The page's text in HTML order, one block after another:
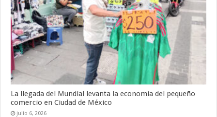
La llegada del Mundial levanta la economía del pequeño
comercio en Ciudad de México
julio 6, 2026